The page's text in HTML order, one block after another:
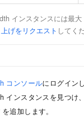
インスタンスには最
げをリクエスト してく
コンソールにログイン
ンスタンスを見つけ、
追加します。